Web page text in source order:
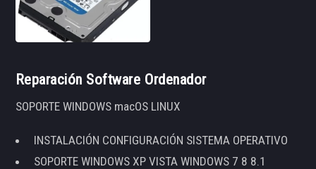
Reparación Software Ordenador
SOPORTE WINDOWS macOS LINUX
INSTALACIÓN CONFIGURACIÓN SISTEMA OPERATIVO
SOPORTE WINDOWS XP VISTA WINDOWS 7 8 8.1